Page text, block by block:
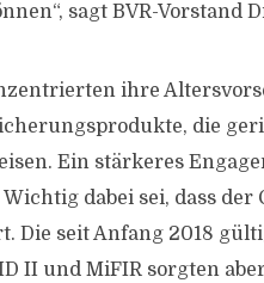
sagt BVR-Vorstand
ihre
die
Ein stärkeres
dabei sei, dass der
Die seit Anfang 2018
II und MiFIR sorgten